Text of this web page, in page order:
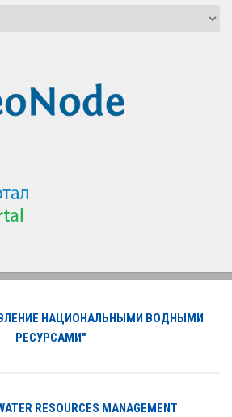
НАЦИОНАЛЬНЫМИ ВОДНЫМИ
РЕСУРСАМИ"
RESOURCES MANAGEMENT